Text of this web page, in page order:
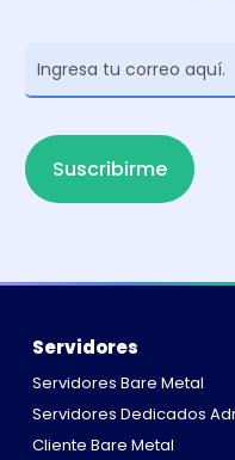
Suscribirme
Servidores
Servidores Bare Metal
Servidores Dedicados
Cliente Bare Metal